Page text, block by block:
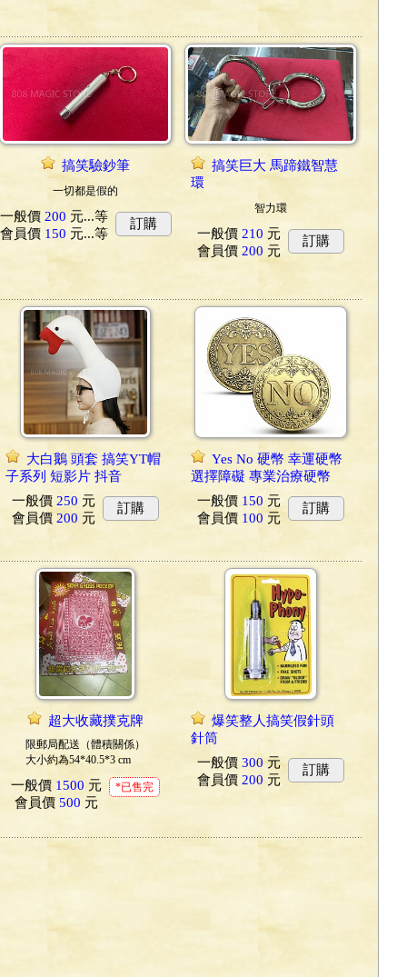
搞笑驗鈔筆
一切都是假的
一般價 200 元...等
會員價 150 元...等
訂購
搞笑巨大 馬蹄鐵智慧
環
智力環
一般價 210 元
會員價 200 元
訂購
大白鵝 頭套 搞笑YT帽
子系列 短影片 抖音
一般價 250 元
會員價 200 元
訂購
Yes No 硬幣 幸運硬幣
選擇障礙 專業治療硬幣
一般價 150 元
會員價 100 元
訂購
超大收藏撲克牌
限郵局配送（體積關係）
大小約為54*40.5*3 cm
一般價 1500 元
會員價 500 元
*已售完
爆笑整人搞笑假針頭
針筒
一般價 300元
會員價 200 元
訂購